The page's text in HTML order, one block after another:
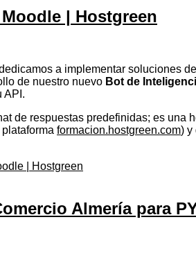
| Hostgreen
a implementar soluciones
de nuestro nuevo Bot de
API.
de respuestas predefinidas; es
formacion.hostgreen.com) y
| Hostgreen
Almería para